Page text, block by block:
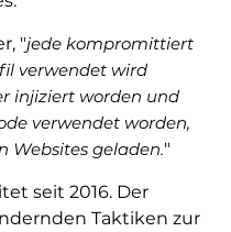
"jede kompromittiert
verwendet wird
injiziert worden und
verwendet worden,
Websites geladen."
seit 2016. Der
Taktiken zur